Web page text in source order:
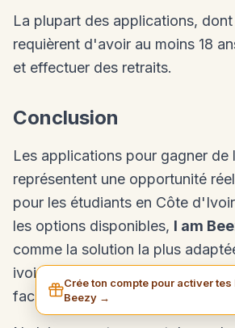
La plupart des applications, dont
requièrent d'avoir au moins 18
et effectuer des retraits.
Conclusion
Les applications pour gagner de
représentent une opportunité
pour les étudiants en Côte
les options disponibles, I am
comme la solution la plus
ivoirien, avec son paiement en
faciles surOrange Money
Crée ton compte pour activer tes
Beezy →